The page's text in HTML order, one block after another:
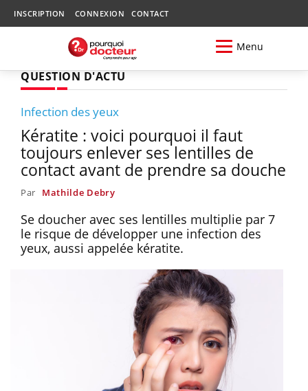
INSCRIPTION CONNEXION CONTACT
Menu
QUESTION D'ACTU
Infection des yeux
Kératite : voici pourquoi il faut
toujours enlever ses lentilles de
contact avant de prendre sa douche
Par Mathilde Debry
Se doucher avec ses lentilles multiplie par 7
le risque de développer une infection des
yeux, aussi appelée kératite.